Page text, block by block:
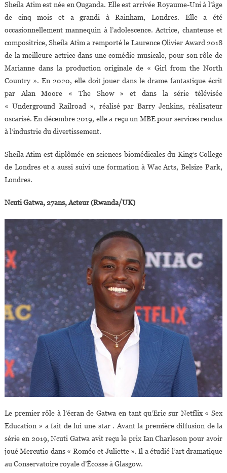
Sheila Atim est née en Ouganda. Elle est arrivée Royaume-Uni à l’âge
de cinq mois et a grandi à Rainham, Londres. Elle a été
occasionnellement mannequin à l’adolescence. Actrice, chanteuse et
compositrice, Sheila Atim a remporté le Laurence Olivier Award 2018
de la meilleure actrice dans une comédie musicale, pour son rôle de
Marianne dans la production originale de « Girl from the North
Country ». En 2020, elle doit jouer dans le drame fantastique écrit
par Alan Moore « The Show » et dans la série télévisée
« Underground Railroad », réalisé par Barry Jenkins, réalisateur
oscarisé. En décembre 2019, elle a reçu un MBE pour services rendus
à l’industrie du divertissement.
Sheila Atim est diplômée en sciences biomédicales du King’s College
de Londres et a aussi suivi une formation à Wac Arts, Belsize Park,
Londres.
Ncuti Gatwa, 27ans, Acteur (Rwanda/UK)
Le premier rôle à l’écran de Gatwa en tant qu’Eric sur Netflix « Sex
Education » a fait de lui une star . Avant la première diffusion de la
série en 2019, Ncuti Gatwa avit reçu le prix Ian Charleson pour avoir
joué Mercutio dans « Roméo et Juliette ». Il a étudié l’art dramatique
au Conservatoire royale d’Écosse à Glasgow.